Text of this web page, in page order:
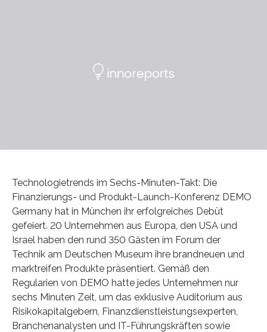
Technologietrends im Sechs-Minuten-Takt: Die
Finanzierungs- und Produkt-Launch-Konferenz DEMO
Germany hat in München ihr erfolgreiches Debüt
gefeiert. 20 Unternehmen aus Europa, den USA und
Israel haben den rund 350 Gästen im Forum der
Technik am Deutschen Museum ihre brandneuen und
marktreifen Produkte präsentiert. Gemäß den
Regularien von DEMO hatte jedes Unternehmen nur
sechs Minuten Zeit, um das exklusive Auditorium aus
Risikokapitalgebern, Finanzdienstleistungsexperten,
Branchenanalysten und IT-Führungskräften sowie